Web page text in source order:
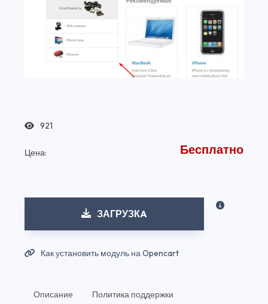
921
Цена: Бесплатно
ЗАГРУЗКA
Как установить модуль на Opencart
Описание Политика поддержки